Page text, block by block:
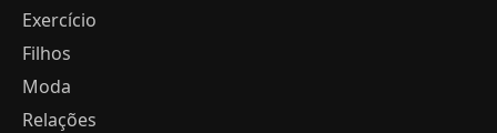
Exercício
Filhos
Moda
Relações